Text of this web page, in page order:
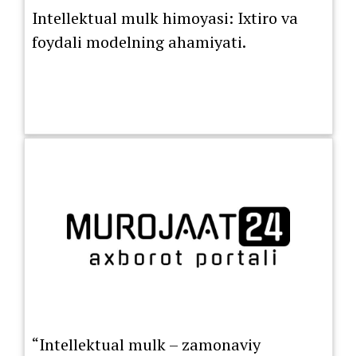
Intellektual mulk himoyasi: Ixtiro va
foydali modelning ahamiyati.
“Intellektual mulk – zamonaviy